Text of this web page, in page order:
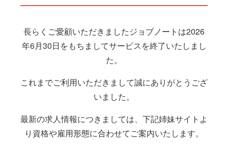
長らくご愛顧いただきましたジョブノートは2026
年6月30日をもちましてサービスを終了いたしまし
た。
これまでご利用いただきまして誠にありがとうござ
いました。
最新の求人情報につきましては、下記姉妹サイトよ
り資格や雇用形態に合わせてご案内いたします。